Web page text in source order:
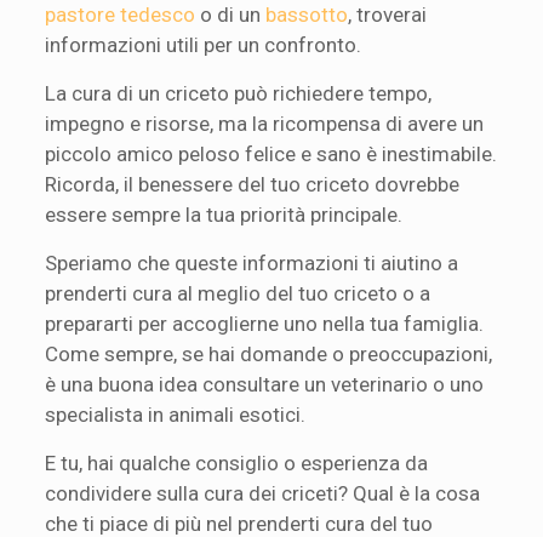
pastore tedesco o di un bassotto, troverai
informazioni utili per un confronto.
La cura di un criceto può richiedere tempo,
impegno e risorse, ma la ricompensa di avere un
piccolo amico peloso felice e sano è inestimabile.
Ricorda, il benessere del tuo criceto dovrebbe
essere sempre la tua priorità principale.
Speriamo che queste informazioni ti aiutino a
prenderti cura al meglio del tuo criceto o a
prepararti per accoglierne uno nella tua famiglia.
Come sempre, se hai domande o preoccupazioni,
è una buona idea consultare un veterinario o uno
specialista in animali esotici.
E tu, hai qualche consiglio o esperienza da
condividere sulla cura dei criceti? Qual è la cosa
che ti piace di più nel prenderti cura del tuo